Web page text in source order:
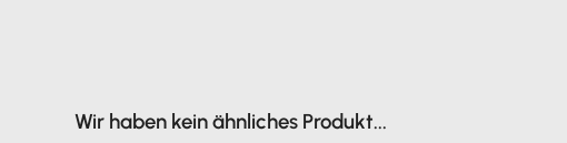
Wir haben kein ähnliches Produkt...